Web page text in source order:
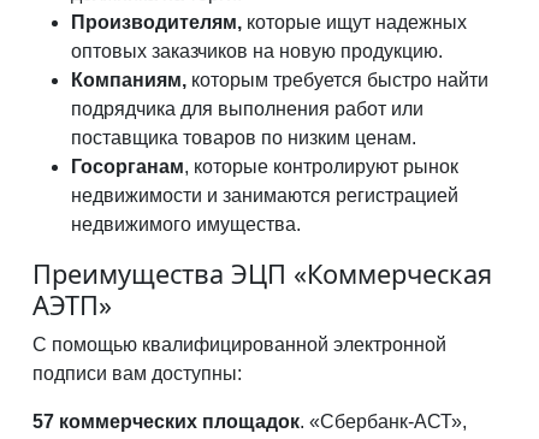
Производителям,которые ищут надежных
оптовых заказчиков на новую продукцию.
Компаниям,которым требуется быстро найти
подрядчика для выполнения работ или
поставщика товаров по низким ценам.
Госорганам, которые контролируют рынок
недвижимости и занимаются регистрацией
недвижимого имущества.
Преимущества ЭЦП «Коммерческая
АЭТП»
С помощью квалифицированной электронной
подписи вам доступны:
57 коммерческих площадок. «Сбербанк-АСТ»,